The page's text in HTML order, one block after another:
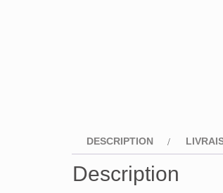
DESCRIPTION
Description